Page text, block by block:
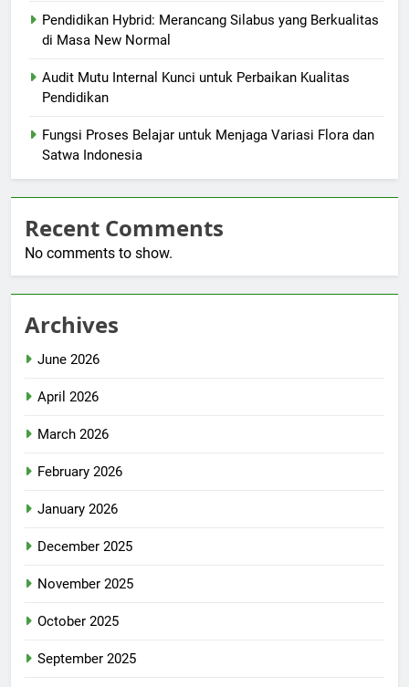
Pendidikan Hybrid: Merancang Silabus yang Berkualitas
di Masa New Normal
Audit Mutu Internal Kunci untuk Perbaikan Kualitas
Pendidikan
Fungsi Proses Belajar untuk Menjaga Variasi Flora dan
Satwa Indonesia
Recent Comments
No comments to show.
Archives
June 2026
April 2026
March 2026
February 2026
January 2026
December 2025
November 2025
October 2025
September 2025